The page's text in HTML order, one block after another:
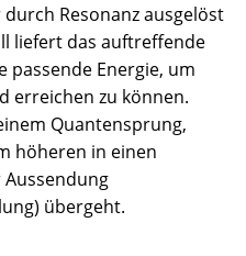
Resonanz ausgelöst
liefert das auftreffende
passende Energie, um
erreichen zu können.
Quantensprung,
höheren in einen
übergeht.